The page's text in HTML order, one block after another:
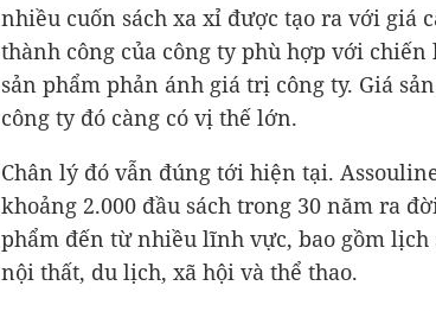
nhiều cuốn sách xa xỉ được tạo ra với giá
thành công của công ty phù hợp với chiến
sản phẩm phản ánh giá trị công ty. Giá
công ty đó càng có vị thế lớn.
Chân lý đó vẫn đúng tới hiện tại.
khoảng 2.000 đầu sách trong 30 năm ra
phẩm đến từ nhiều lĩnh vực, bao gồm
nội thất, du lịch, xã hội và thể thao.